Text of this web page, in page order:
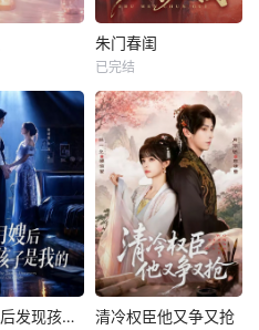
朱门春闺
已完结
当上月嫂后发现孩子是我的 清冷权臣他又争又抢